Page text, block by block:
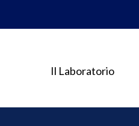
Il Laboratorio